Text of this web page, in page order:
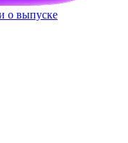
о выпуске